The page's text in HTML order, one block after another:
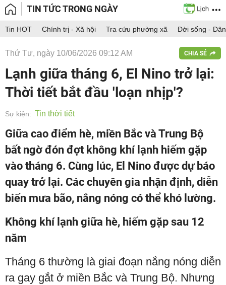
TIN TỨC TRONG NGÀY
Tin HOT Chính trị - Xã hội Tra cứu phường xã Đời sống -
Thứ Tư, ngày 10/06/2026 09:12 AM CHIA SẺ
Lạnh giữa tháng 6, El Nino trở lại:
Thời tiết bắt đầu 'loạn nhịp'?
Sự kiện: Tin thời tiết
Giữa cao điểm hè, miền Bắc và Trung Bộ
bất ngờ đón đợt không khí lạnh hiếm gặp
vào tháng 6. Cùng lúc, El Nino được dự báo
quay trở lại. Các chuyên gia nhận định, diễn
biến mưa bão, nắng nóng có thể khó lường.
Không khí lạnh giữa hè, hiếm gặp sau 12
năm
Tháng 6 thường là giai đoạn nắng nóng diễn
ra gay gắt ở miền Bắc và Trung Bộ. Nhưng